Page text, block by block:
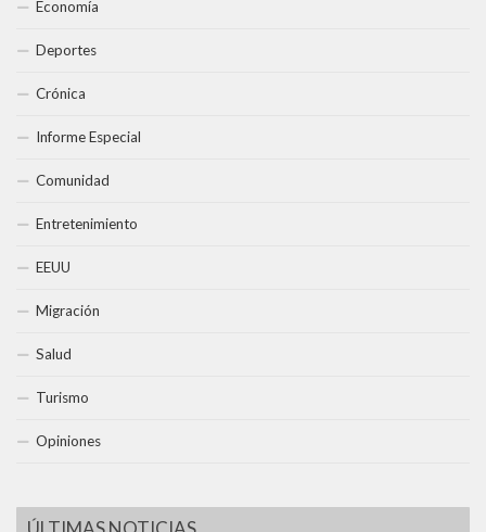
Economía
Deportes
Crónica
Informe Especial
Comunidad
Entretenimiento
EEUU
Migración
Salud
Turismo
Opiniones